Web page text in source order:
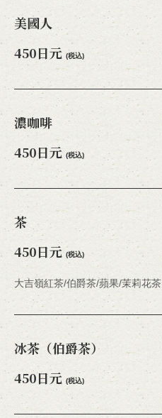
美國人
450日元 (税込)
濃咖啡
450日元 (税込)
茶
450日元 (税込)
大吉嶺紅茶/伯爵茶/蘋果/茉莉花茶
冰茶（伯爵茶）
450日元 (税込)